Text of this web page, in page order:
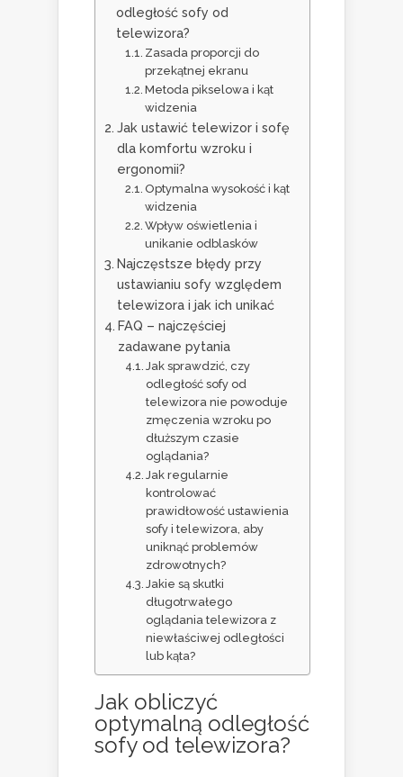
odległość sofy od
telewizora?
Zasada proporcji do
przekątnej ekranu
Metoda pikselowa i kąt
widzenia
Jak ustawić telewizor i sofę
dla komfortu wzroku i
ergonomii?
Optymalna wysokość i kąt
widzenia
Wpływ oświetlenia i
unikanie odblasków
Najczęstsze błędy przy
ustawianiu sofy względem
telewizora i jak ich unikać
FAQ – najczęściej
zadawane pytania
Jak sprawdzić, czy
odległość sofy od
telewizora nie powoduje
zmęczenia wzroku po
dłuższym czasie
oglądania?
Jak regularnie
kontrolować
prawidłowość ustawienia
sofy i telewizora, aby
uniknąć problemów
zdrowotnych?
Jakie są skutki
długotrwałego
oglądania telewizora z
niewłaściwej odległości
lub kąta?
Jak obliczyć
optymalną odległość
sofy od telewizora?